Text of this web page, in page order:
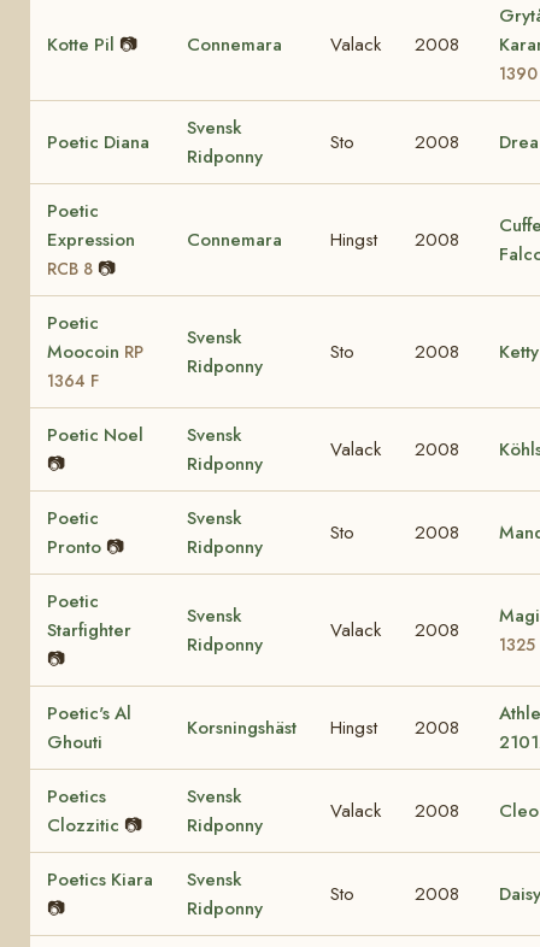
Kotte Pil 📷 Connemara Valack 2008
1390
Poetic Diana
Svensk
Ridponny
Sto 2008
Poetic
Expression
RCB 8 📷
Connemara Hingst 2008
Poetic
Moocoin RP
1364 F
Svensk
Ridponny
Sto 2008 Ketty
Poetic Noel
📷
Svensk
Ridponny
Valack 2008
Poetic
Pronto 📷
Svensk
Ridponny
Sto 2008
Poetic
Starfighter
📷
Svensk
Ridponny
Valack 2008
1325
Poetic's Al
Ghouti
Korsningshäst Hingst 2008
Poetics
Clozzitic 📷
Svensk
Ridponny
Valack 2008
Poetics Kiara
📷
Svensk
Ridponny
Sto 2008 Daisy